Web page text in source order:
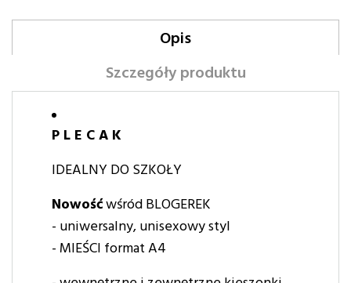
Opis
Szczegóły produktu
P L E C A K
IDEALNY DO SZKOŁY
Nowośćwśród BLOGEREK
- uniwersalny, unisexowy styl
- MIEŚCI format A4